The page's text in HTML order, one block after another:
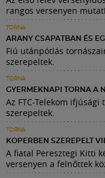
rangos versenyen
TORNA
ARANY CSAPATBAN ÉS
Fiú utánpótlás
szerepeltek.
TORNA
GYERMEKNAPI TORNA A
Az FTC-Telekom
szerepeltek.
TORNA
KOPERBEN SZEREPELT
A fiatal Peresztegi Kitti
versenyen a felnőttek